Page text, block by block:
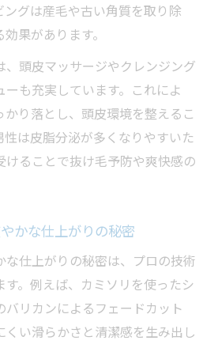
グは産毛や古い角質を取り除
果があります。
、頭皮マッサージやクレンジング
も充実しています。これによ
かり落とし、頭皮環境を整えるこ
性は皮脂分泌が多くなりやすいた
けることで抜け毛予防や爽快感の
かな仕上がりの秘密
な仕上がりの秘密は、プロの技術
す。例えば、カミソリを使ったシ
バリカンによるフェードカット
くい滑らかさと清潔感を生み出し